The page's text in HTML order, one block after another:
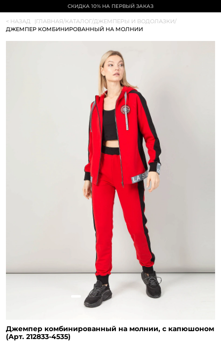
СКИДКА 10% НА ПЕРВЫЙ ЗАКАЗ
< НАЗАД |ГЛАВНАЯ/КАТАЛОГ/ДЖЕМПЕРЫ И ВОДОЛАЗКИ/
ДЖЕМПЕР КОМБИНИРОВАННЫЙ НА МОЛНИИ
Джемпер комбинированный на молнии, с капюшоном
(Арт. 212833-4535)